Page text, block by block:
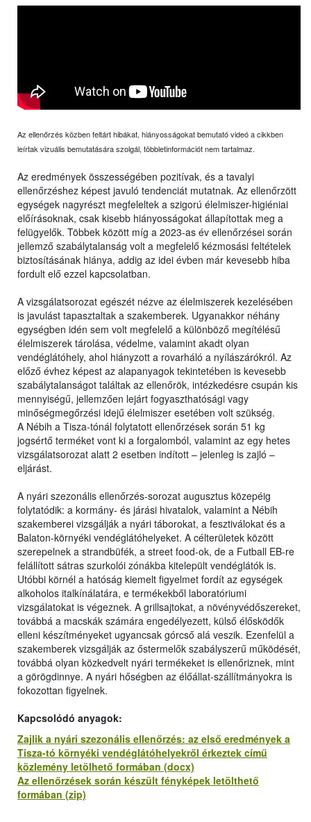
Az ellenőrzés közben feltárt hibákat, hiányosságokat bemutató videó a cikkben
leírtak vizuális bemutatására szolgál, többletinformációt nem tartalmaz.
Az eredmények összességében pozitívak, és a tavalyi
ellenőrzéshez képest javuló tendenciát mutatnak. Az ellenőrzött
egységek nagyrészt megfeleltek a szigorú élelmiszer-higiéniai
előírásoknak, csak kisebb hiányosságokat állapítottak meg a
felügyelők. Többek között míg a 2023-as év ellenőrzései során
jellemző szabálytalanság volt a megfelelő kézmosási feltételek
biztosításának hiánya, addig az idei évben már kevesebb hiba
fordult elő ezzel kapcsolatban.
A vizsgálatsorozat egészét nézve az élelmiszerek kezelésében
is javulást tapasztaltak a szakemberek. Ugyanakkor néhány
egységben idén sem volt megfelelő a különböző megítélésű
élelmiszerek tárolása, védelme, valamint akadt olyan
vendéglátóhely, ahol hiányzott a rovarháló a nyílászárókról. Az
előző évhez képest az alapanyagok tekintetében is kevesebb
szabálytalanságot találtak az ellenőrök, intézkedésre csupán kis
mennyiségű, jellemzően lejárt fogyaszthatósági vagy
minőségmegőrzési idejű élelmiszer esetében volt szükség.
A Nébih a Tisza-tónál folytatott ellenőrzések során 51 kg
jogsértő terméket vont ki a forgalomból, valamint az egy hetes
vizsgálatsorozat alatt 2 esetben indított – jelenleg is zajló –
eljárást.
A nyári szezonális ellenőrzés-sorozat augusztus közepéig
folytatódik: a kormány- és járási hivatalok, valamint a Nébih
szakemberei vizsgálják a nyári táborokat, a fesztiválokat és a
Balaton-környéki vendéglátóhelyeket. A célterületek között
szerepelnek a strandbüfék, a street food-ok, de a Futball EB-re
felállított sátras szurkolói zónákba kitelepült vendéglátók is.
Utóbbi körnél a hatóság kiemelt figyelmet fordít az egységek
alkoholos italkínálatára, e termékekből laboratóriumi
vizsgálatokat is végeznek. A grillsajtokat, a növényvédőszereket,
továbbá a macskák számára engedélyezett, külső élősködők
elleni készítményeket ugyancsak górcső alá veszik. Ezenfelül a
szakemberek vizsgálják az őstermelők szabályszerű működését,
továbbá olyan közkedvelt nyári termékeket is ellenőriznek, mint
a görögdinnye. A nyári hőségben az élőállat-szállítmányokra is
fokozottan figyelnek.
Kapcsolódó anyagok:
Zajlik a nyári szezonális ellenőrzés: az első eredmények a
Tisza-tó környéki vendéglátóhelyekről érkeztek című
közlemény letölhető formában (docx)
Az ellenőrzések során készült fényképek letölthető
formában (zip)